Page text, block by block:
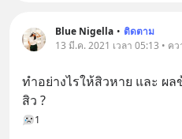
Blue Nigella • ติดตาม
13 มี.ค. 2021 เวลา 05:13 • ค
ทำอย่างไรให้สิวหาย และ ผล
สิว ?
1